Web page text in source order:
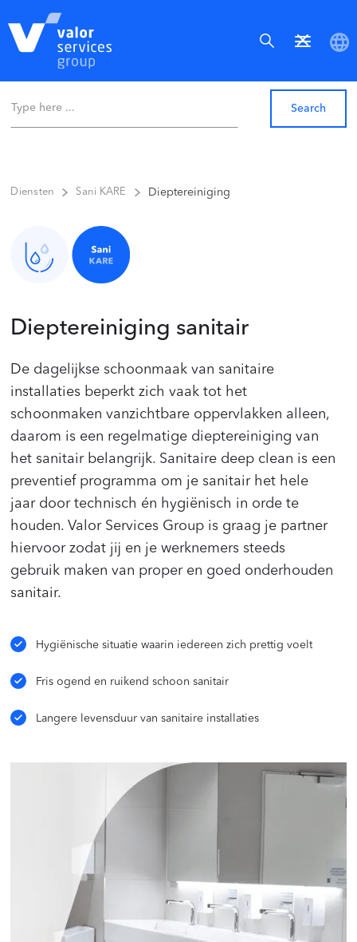
Diensten Sani KARE Dieptereiniging
Dieptereiniging sanitair
De dagelijkse schoonmaak van sanitaire
installaties beperkt zich vaak tot het
schoonmaken vanzichtbare oppervlakken alleen,
daarom is een regelmatige dieptereiniging van
het sanitair belangrijk. Sanitaire deep clean is een
preventief programma om je sanitair het hele
jaar door technisch én hygiënisch in orde te
houden. Valor Services Group is graag je partner
hiervoor zodat jij en je werknemers steeds
gebruik maken van proper en goed onderhouden
sanitair.
Hygiënische situatie waarin iedereen zich prettig voelt
Fris ogend en ruikend schoon sanitair
Langere levensduur van sanitaire installaties